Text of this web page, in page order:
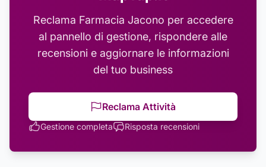
Reclama Farmacia Jacono per accedere
al pannello di gestione, rispondere alle
recensioni e aggiornare le informazioni
del tuo business
Reclama Attività
Gestione completa Risposta recensioni